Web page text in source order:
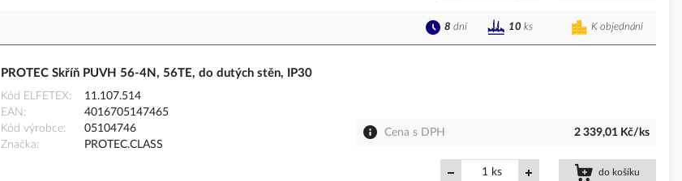
K objednání
8 dní 10 ks
PROTEC Skříň PUVH 56-4N, 56TE, do dutých stěn, IP30
Kód ELFETEX
11.107.514
EAN
4016705147465
Kód výrobce
05104746
Značka
PROTEC.CLASS
Cena s DPH 2 339,01 Kč/ks
ks do košíku